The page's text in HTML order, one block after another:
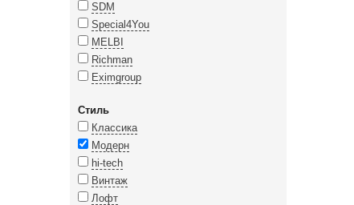
SDM
Special4You
MELBI
Richman
Eximgroup
Стиль
Классика
Модерн
hi-tech
Винтаж
Лофт